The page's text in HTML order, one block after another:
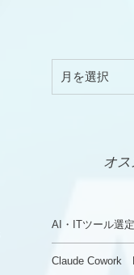
オ
AI・ITツール選
Claude Cowork